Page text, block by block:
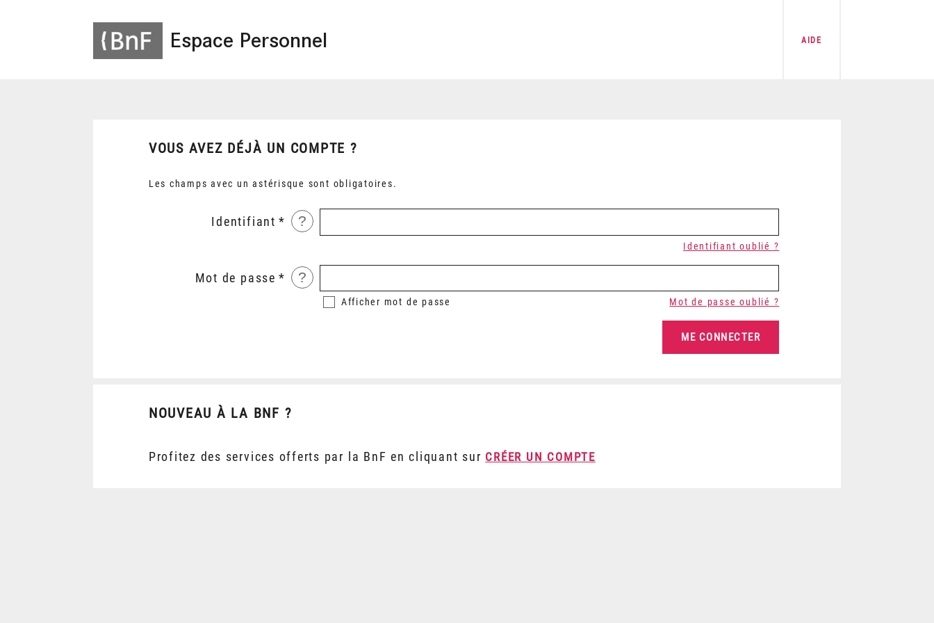
Espace Personnel AIDE
VOUS AVEZ DÉJÀ UN COMPTE ?
Les champs avec un astérisque sont obligatoires.
Identifiant ?
Identifiant oublié ?
Mot de passe ?
Afficher mot de passe Mot de passe oublié ?
NOUVEAU À LA BNF ?
Profitez des services offerts par la BnF en cliquant sur CRÉER UN COMPTE